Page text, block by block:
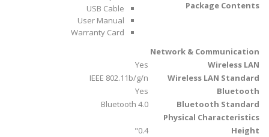
Package Contents
USB Cable
User Manual
Warranty Card
Network & Communication
Wireless LAN
Yes
Wireless LAN Standard
IEEE 802.11b/g/n
Bluetooth
Yes
Bluetooth Standard
Bluetooth 4.0
Physical Characteristics
Height
0.4"